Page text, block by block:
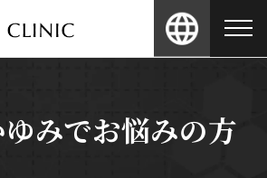
みでお悩みの方